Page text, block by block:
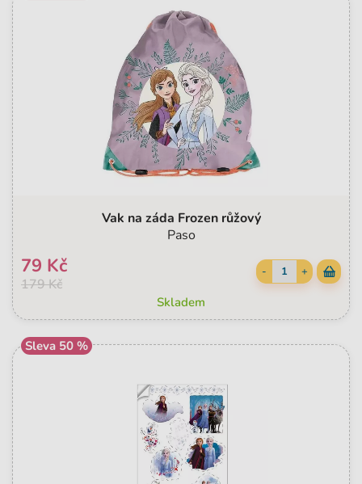
Vak na záda Frozen růžový
Paso
179 Kč
79 Kč - +
Skladem
Sleva 50 %